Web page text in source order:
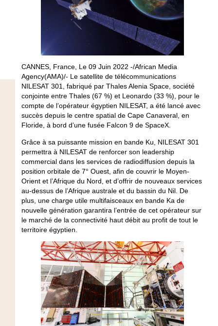
CANNES, France, Le 09 Juin 2022 -/African Media
Agency(AMA)/- Le satellite de télécommunications
NILESAT 301, fabriqué par Thales Alenia Space, société
conjointe entre Thales (67 %) et Leonardo (33 %), pour le
compte de l’opérateur égyptien NILESAT, a été lancé avec
succès depuis le centre spatial de Cape Canaveral, en
Floride, à bord d’une fusée Falcon 9 de SpaceX.
Grâce à sa puissante mission en bande Ku, NILESAT 301
permettra à NILESAT de renforcer son leadership
commercial dans les services de radiodiffusion depuis la
position orbitale de 7° Ouest, afin de couvrir le Moyen-
Orient et l’Afrique du Nord, et d’offrir de nouveaux services
au-dessus de l’Afrique australe et du bassin du Nil. De
plus, une charge utile multifaisceaux en bande Ka de
nouvelle génération garantira l’entrée de cet opérateur sur
le marché de la connectivité haut débit au profit de tout le
territoire égyptien.